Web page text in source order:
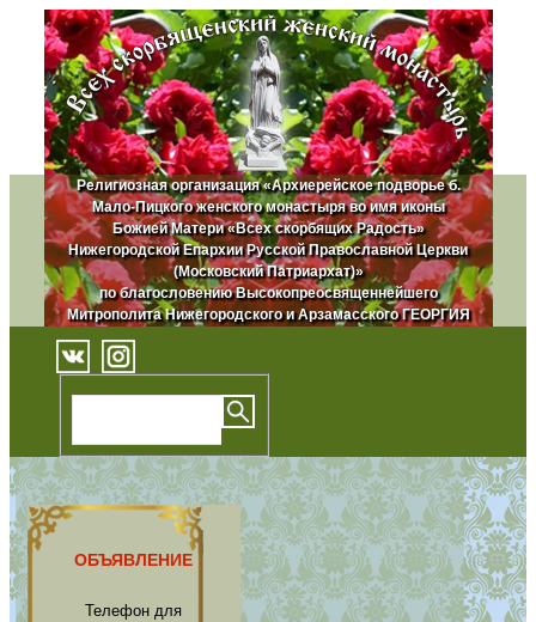
Религиозная организация «Архиерейское подворье б.
Мало-Пицкого женского монастыря во имя иконы
Божией Матери «Всех скорбящих Радость»
Нижегородской Епархии Русской Православной Церкви
(Московский Патриархат)»
по благословению Высокопреосвященнейшего
Митрополита Нижегородского и Арзамасского ГЕОРГИЯ
ОБЪЯВЛЕНИЕ
Телефон для